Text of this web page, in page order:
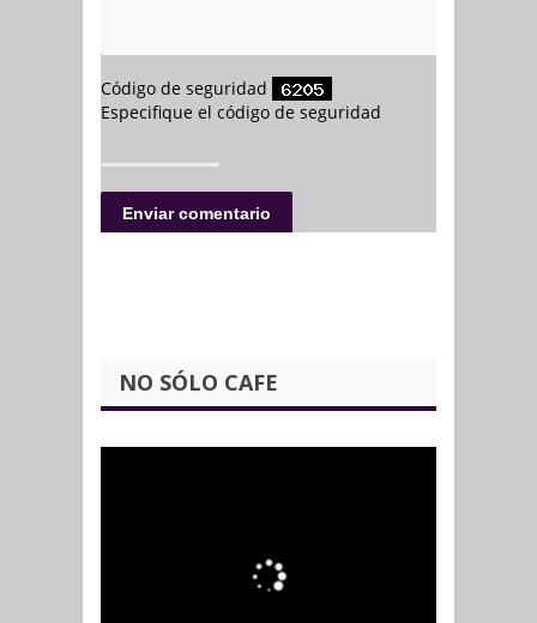
NO SÓLO CAFE